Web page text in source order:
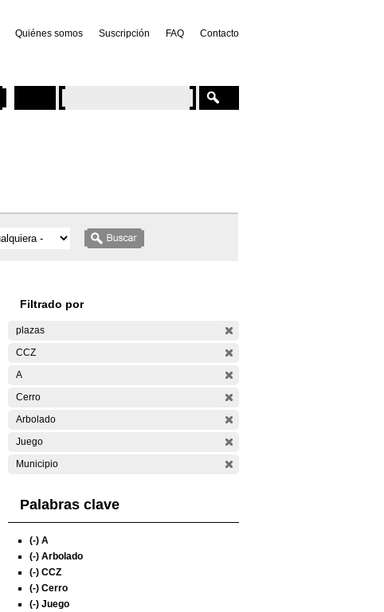
Quiénes somos Suscripción FAQ Contacto
Filtrado por
plazas
CCZ
A
Cerro
Arbolado
Juego
Municipio
Palabras clave
(-) A
(-) Arbolado
(-) CCZ
(-) Cerro
(-) Juego